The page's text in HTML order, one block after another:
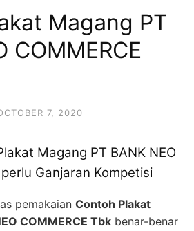
Magang PT
COMMERCE
7, 2020
Magang PT BANK NEO
Ganjaran Kompetisi
pemakaian Contoh Plakat
COMMERCE Tbk benar-benar